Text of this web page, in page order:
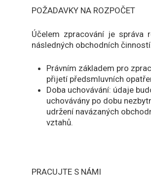
POŽADAVKY NA ROZPOČET
Účelem zpracování je správa
následných obchodních činností.
Právním základem pro
přijetí předsmluvních
Doba uchovávání: údaje
uchovávány po dobu
udržení navázaných
vztahů.
PRACUJTE S NÁMI